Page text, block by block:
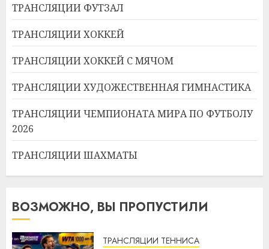
ТРАНСЛЯЦИИ ФУТЗАЛ
ТРАНСЛЯЦИИ ХОККЕЙ
ТРАНСЛЯЦИИ ХОККЕЙ С МЯЧОМ
ТРАНСЛЯЦИИ ХУДОЖЕСТВЕННАЯ ГИМНАСТИКА
ТРАНСЛЯЦИИ ЧЕМПИОНАТА МИРА ПО ФУТБОЛУ
2026
ТРАНСЛЯЦИИ ШАХМАТЫ
ВОЗМОЖНО, ВЫ ПРОПУСТИЛИ
ТРАНСЛЯЦИИ ТЕННИСА